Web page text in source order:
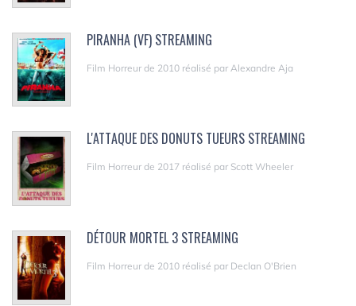
PIRANHA (VF) STREAMING
Film Horreur de 2010 réalisé par Alexandre Aja
L'ATTAQUE DES DONUTS TUEURS STREAMING
Film Horreur de 2017 réalisé par Scott Wheeler
DÉTOUR MORTEL 3 STREAMING
Film Horreur de 2010 réalisé par Declan O'Brien